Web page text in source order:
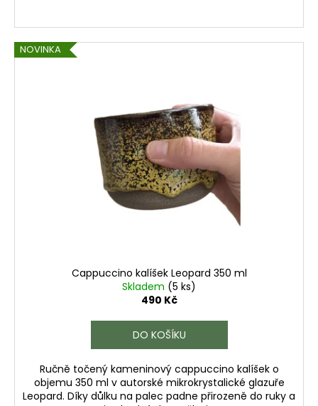
NOVINKA
Cappuccino kalíšek Leopard 350 ml
Skladem (5 ks)
490 Kč
DO KOŠÍKU
Ručně točený kameninový cappuccino kalíšek o
objemu 350 ml v autorské mikrokrystalické glazuře
Leopard. Díky důlku na palec padne přirozeně do ruky a